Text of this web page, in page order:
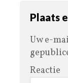
Plaats
Uw e-
Reactie